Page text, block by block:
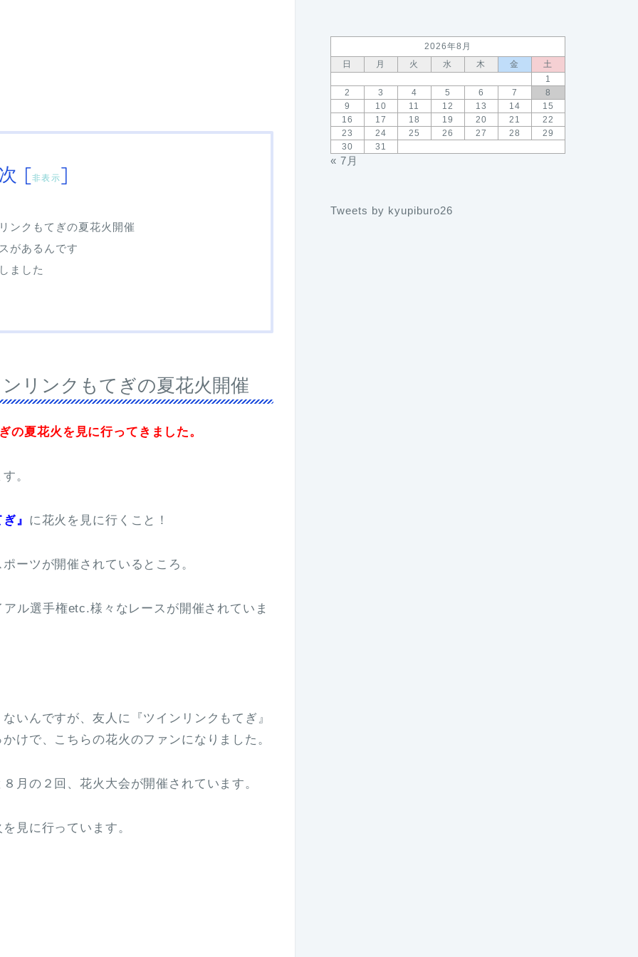
[非表示]
ンクもてぎの夏花火開催
があるんです
ました
リンクもてぎの夏花火開催
の夏花火を見に行ってきました。
。
』 に花火を見に行くこと！
ーツが開催されているところ。
ル選手権etc.様々なレースが開催されていま
いんですが、友人に『ツインリンクもてぎ』
けで、こちらの花火のファンになりました。
月の２回、花火大会が開催されています。
見に行っています。
2026年8月
日
月 火 水 木 金
土
1
2
3 4 5 6 7
8
9
10 11 12 13 14
15
16
17 18 19 20 21
22
23
24 25 26 27 28
29
30
31
« 7月
Tweets by kyupiburo26